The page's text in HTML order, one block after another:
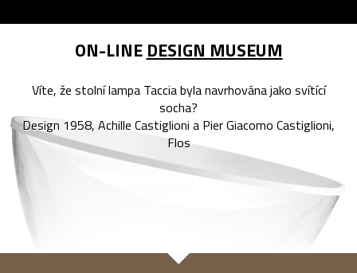
ON-LINE DESIGN MUSEUM
Víte, že stolní lampa Taccia byla navrhována jako svítící
socha?
Design 1958, Achille Castiglioni a Pier Giacomo Castiglioni,
Flos